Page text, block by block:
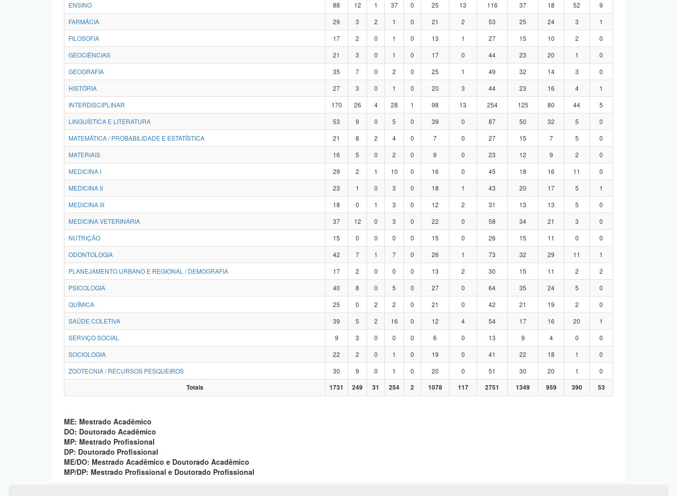
ENSINO
88 12 1 37 0 25 13 116 37 18 52
9
FARMÁCIA
29 3 2 1 0 21 2 53 25 24 3
1
FILOSOFIA
17 2 0 1 0 13 1 27 15 10 2
0
GEOCIÊNCIAS
21 3 0 1 0 17 0 44 23 20 1
0
GEOGRAFIA
35 7 0 2 0 25 1 49 32 14 3
0
HISTÓRIA
27 3 0 1 0 20 3 44 23 16 4
1
INTERDISCIPLINAR
170 26 4 28 1 98 13 254 125 80 44
5
LINGUÍSTICA E LITERATURA
53 9 0 5 0 39 0 87 50 32 5
0
MATEMÁTICA / PROBABILIDADE E ESTATÍSTICA
21 8 2 4 0 7 0 27 15 7 5
0
MATERIAIS
16 5 0 2 0 9 0 23 12 9 2
0
MEDICINA I
29 2 1 10 0 16 0 45 18 16 11
0
MEDICINA II
23 1 0 3 0 18 1 43 20 17 5
1
MEDICINA III
18 0 1 3 0 12 2 31 13 13 5
0
MEDICINA VETERINÁRIA
37 12 0 3 0 22 0 58 34 21 3
0
NUTRIÇÃO
15 0 0 0 0 15 0 26 15 11 0
0
ODONTOLOGIA
42 7 1 7 0 26 1 73 32 29 11
1
PLANEJAMENTO URBANO E REGIONAL / DEMOGRAFIA
17 2 0 0 0 13 2 30 15 11 2
2
PSICOLOGIA
40 8 0 5 0 27 0 64 35 24 5
0
QUÍMICA
25 0 2 2 0 21 0 42 21 19 2
0
SAÚDE COLETIVA
39 5 2 16 0 12 4 54 17 16 20
1
SERVIÇO SOCIAL
9 3 0 0 0 6 0 13 9 4 0
0
SOCIOLOGIA
22 2 0 1 0 19 0 41 22 18 1
0
ZOOTECNIA / RECURSOS PESQUEIROS
30 9 0 1 0 20 0 51 30 20 1
0
Totais
1731 249 31 254 2 1078 117 2751 1349 959 390 53
ME: Mestrado Acadêmico
DO: Doutorado Acadêmico
MP: Mestrado Profissional
DP: Doutorado Profissional
ME/DO: Mestrado Acadêmico e Doutorado Acadêmico
MP/DP: Mestrado Profissional e Doutorado Profissional